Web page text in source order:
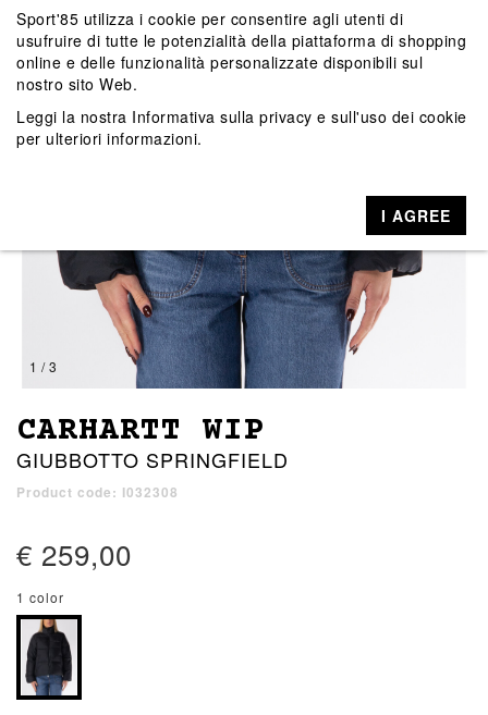
1 / 3
CARHARTT WIP
GIUBBOTTO SPRINGFIELD
Product code: I032308
€ 259,00
1 color
Sport'85 utilizza i cookie per consentire agli utenti di
usufruire di tutte le potenzialità della piattaforma di shopping
online e delle funzionalità personalizzate disponibili sul
nostro sito Web.
Leggi la nostra Informativa sulla privacy e sull'uso dei cookie
per ulteriori informazioni.
I AGREE